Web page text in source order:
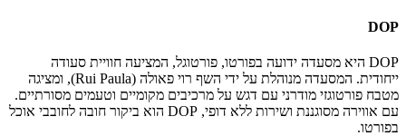
DOP
DOP היא מסעדה ידועה בפורטו, פורטוגל, המציעה חוויית סעודה
ייחודית. המסעדה מנוהלת על ידי השף רוי פאולה (Rui Paula), ומציגה
מטבח פורטוגזי מודרני עם דגש על מרכיבים מקומיים וטעמים מסורתיים.
עם אווירה מסוגננת ושירות ללא דופי, DOP הוא ביקור חובה לחובבי אוכל
בפורטו.